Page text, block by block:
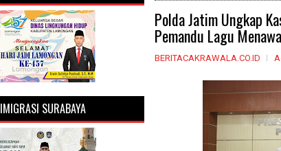
Polda Jatim Ungkap
Pemandu Lagu
BERITACAKRAWALA.CO.ID
IMIGRASI SURABAYA